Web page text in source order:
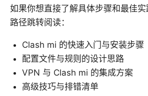
如果你想直接了解具体步骤和最佳
路径跳转阅读：
Clash mi 的快速入门与安装步骤
配置文件与规则的设计思路
VPN 与 Clash mi 的集成方案
高级技巧与排错清单